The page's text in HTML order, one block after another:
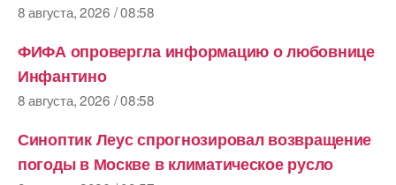
8 августа, 2026 / 08:58
ФИФА опровергла информацию о любовнице
Инфантино
8 августа, 2026 / 08:58
Синоптик Леус спрогнозировал возвращение
погоды в Москве в климатическое русло